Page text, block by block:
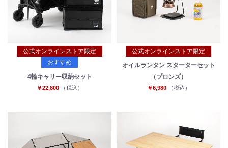
公式オンラインストア限定
おすすめ
4輪キャリー収納セット
￥22,800 （税込）
公式オンラインストア限定
オイルランタン スターターセット
（ブロンズ）
￥6,980 （税込）